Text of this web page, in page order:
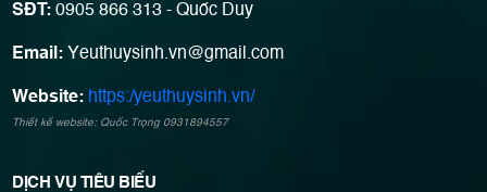
SĐT: 0905 866 313 - Quốc Duy
Email: Yeuthuysinh.vn@gmail.com
Website: https:/yeuthuysinh.vn/
Thiết kế website: Quốc Trọng 0931894557
DỊCH VỤ TIÊU BIỂU